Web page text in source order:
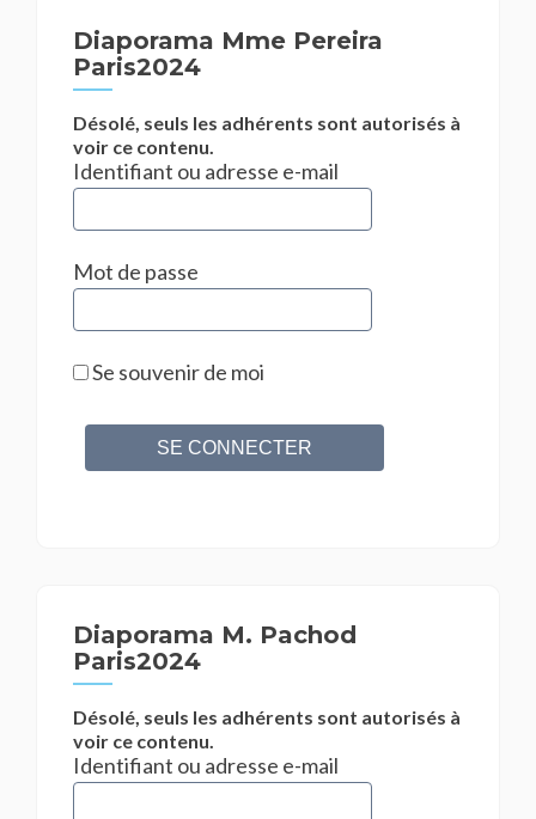
savoir »
Diaporama Mme Pereira
Paris2024
Désolé, seuls les adhérents sont autorisés à
voir ce contenu.
Identifiant ou adresse e-mail
Mot de passe
Se souvenir de moi
Diaporama M. Pachod
Paris2024
Désolé, seuls les adhérents sont autorisés à
voir ce contenu.
Identifiant ou adresse e-mail